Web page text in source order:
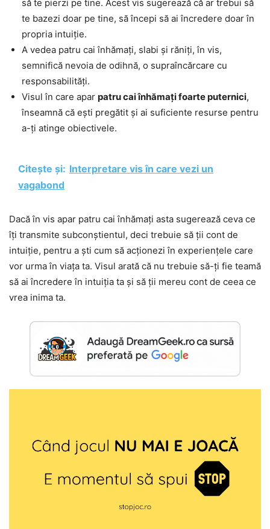
să te pierzi pe tine. Acest vis sugerează că ar trebui să
te bazezi doar pe tine, să începi să ai încredere doar în
propria intuiție.
A vedea patru cai înhămați, slabi și răniți, în vis,
semnifică nevoia de odihnă, o supraîncărcare cu
responsabilități.
Visul în care apar patru cai înhămați foarte puternici,
înseamnă că ești pregătit și ai suficiente resurse pentru
a-ți atinge obiectivele.
Citește și: Interpretare vis în care vezi un
vagabond
Dacă în vis apar patru cai înhămați asta sugerează ceva ce
îți transmite subconștientul, deci trebuie să ții cont de
intuiție, pentru a ști cum să acționezi în experiențele care
vor urma în viața ta. Visul arată că nu trebuie să-ți fie teamă
să ai încredere în intuiția ta și să ții mereu cont de ceea ce
vrea inima ta.